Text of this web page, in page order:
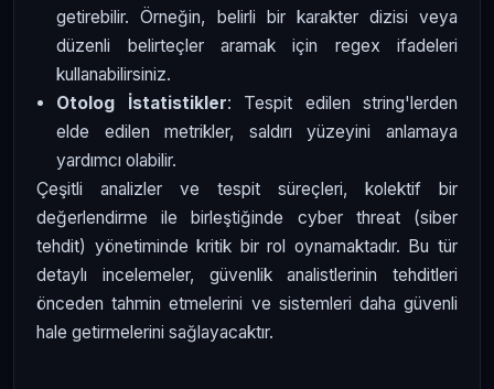
getirebilir. Örneğin, belirli bir karakter dizisi veya
düzenli belirteçler aramak için regex ifadeleri
kullanabilirsiniz.
Otolog İstatistikler: Tespit edilen string'lerden
elde edilen metrikler, saldırı yüzeyini anlamaya
yardımcı olabilir.
Çeşitli analizler ve tespit süreçleri, kolektif bir
değerlendirme ile birleştiğinde cyber threat (siber
tehdit) yönetiminde kritik bir rol oynamaktadır. Bu tür
detaylı incelemeler, güvenlik analistlerinin tehditleri
önceden tahmin etmelerini ve sistemleri daha güvenli
hale getirmelerini sağlayacaktır.